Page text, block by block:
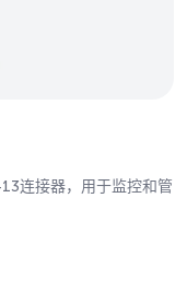
连接器，用于监控和管